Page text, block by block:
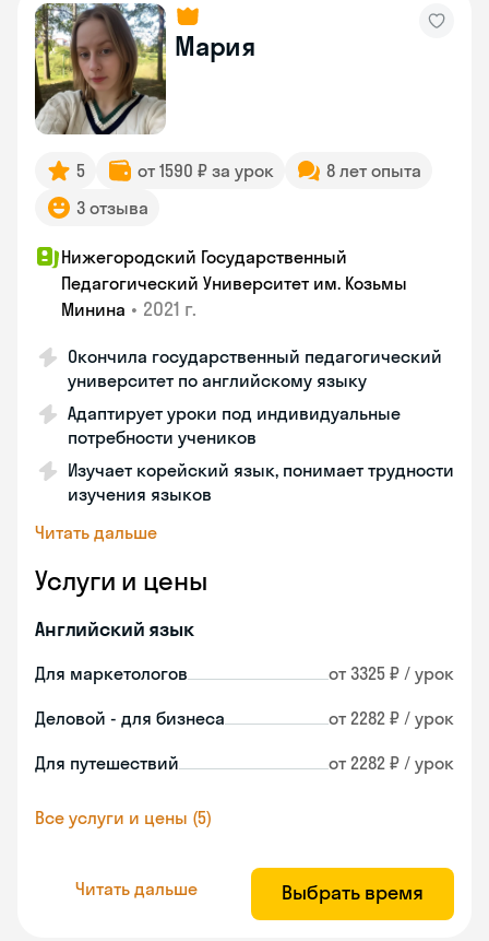
Мария
5 от 1590 ₽ за урок
8 лет опыта
3 отзыва
Нижегородский Государственный
Педагогический Университет им. Козьмы
Минина • 2021 г.
Окончила государственный педагогический
университет по английскому языку
Адаптирует уроки под индивидуальные
потребности учеников
Изучает корейский язык, понимает трудности
изучения языков
Читать дальше
Услуги и цены
Английский язык
Для маркетологов от 3325 ₽ / урок
Деловой - для бизнеса от 2282 ₽ / урок
Для путешествий от 2282 ₽ / урок
Все услуги и цены (5)
Читать дальше Выбрать время